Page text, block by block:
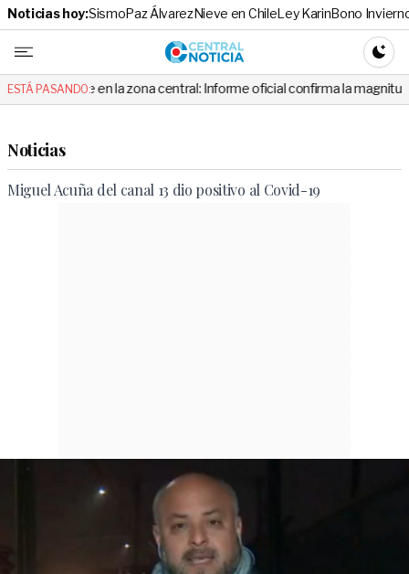
Noticias hoy:SismoPaz ÁlvarezNieve en ChileLey KarinBono
Central
ESTÁ PASANDO:
en la zona central: Informe oficial confirma la magnitud y el origen
Noticias
Miguel Acuña del canal 13 dio positivo al Covid-19